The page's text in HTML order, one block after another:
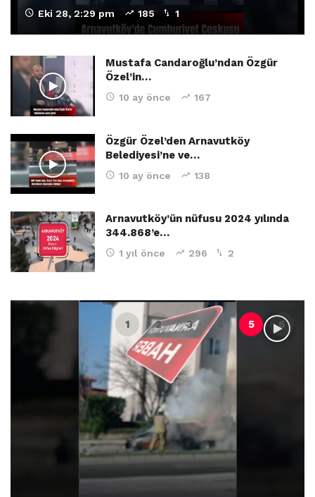
Eki 28, 2:29 pm 185 1
Mustafa Candaroğlu’ndan Özgür
Özel’in…
10 ay önce 167
Özgür Özel’den Arnavutköy
Belediyesi’ne ve…
10 ay önce 138
Arnavutköy’ün nüfusu 2024 yılında
344.868’e…
1 yıl önce 296 2